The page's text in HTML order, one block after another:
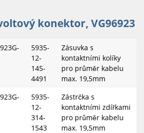
konektor, VG96923
5935-
12-
145-
4491
Zásuvka s
kontaktními kolíky
pro průměr kabelu
max. 19,5mm
5935-
12-
314-
1543
Zástrčka s
kontaktními zdířkami
pro průměr kabelu
max. 19,5mm